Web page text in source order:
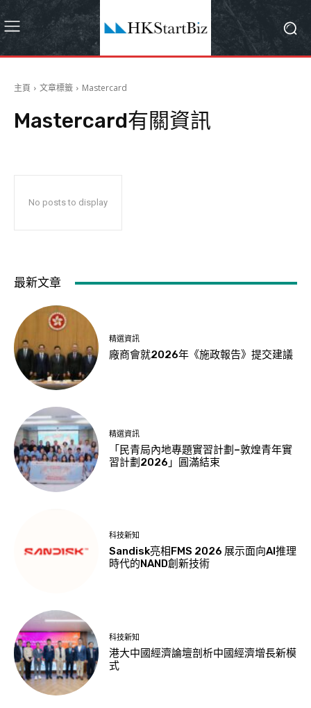
主頁 文章標籤 Mastercard
Mastercard有關資訊
No posts to display
最新文章
精選資訊
廠商會就2026年《施政報告》提交建議
精選資訊
「民青局內地專題實習計劃–敦煌青年實
習計劃2026」圓滿結束
科技新知
Sandisk亮相FMS 2026 展示面向AI推理
時代的NAND創新技術
科技新知
港大中國經濟論壇剖析中國經濟增長新模
式